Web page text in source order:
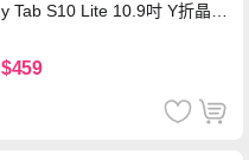
y Tab S10 Lite 10.9吋 Y折晶透
$459